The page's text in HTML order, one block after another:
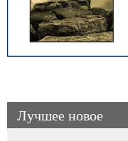
Лучшее новое